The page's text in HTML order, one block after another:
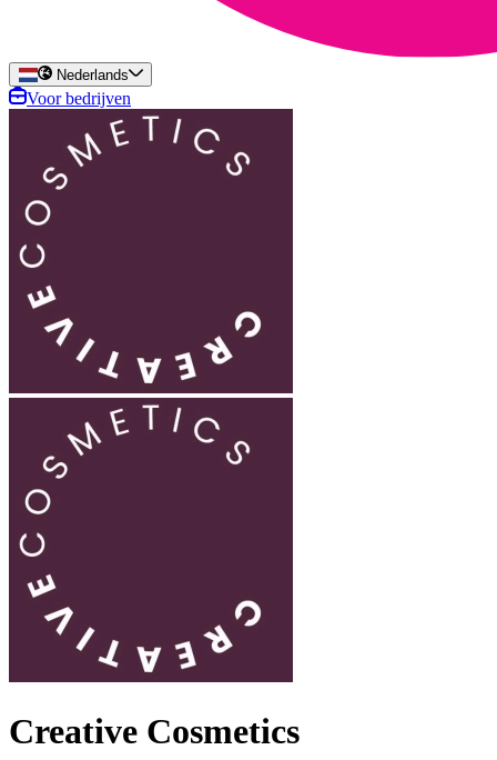
Nederlands
Voor bedrijven
Creative Cosmetics